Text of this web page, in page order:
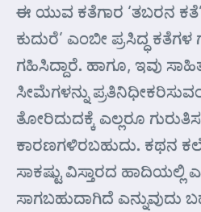
ಈ ಯುವ ಕತೆಗಾರ ‘ತಬರನ
ಕುದುರೆ’ ಎಂಬೀ ಪ್ರಸಿದ್ಧ
ಗಹಿಸಿದ್ದಾರೆ. ಹಾಗೂ, ಇವು
ಸೀಮೆಗಳನ್ನು
ತೋರಿದುದಕ್ಕೆ ಎಲ್ಲರೂ
ಕಾರಣಗಳಿರಬಹುದು. ಕಥನ
ಸಾಕಷ್ಟು ವಿಸ್ತಾರದ ಹಾದಿಯಲ್ಲಿ
ಸಾಗಬಹುದಾಗಿದೆ ಎನ್ನುವುದು